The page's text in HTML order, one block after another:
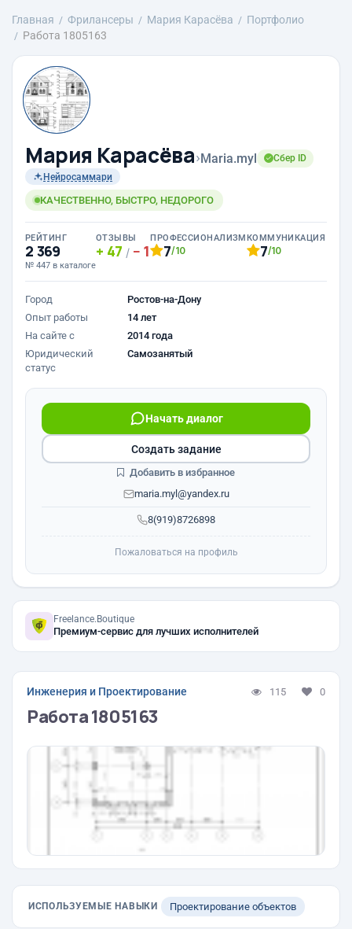
Главная Фрилансеры Мария Карасёва
Портфолио
Работа 1805163
Мария Карасёва›Maria.myl
Сбер ID
Нейросаммари
КАЧЕСТВЕННО, БЫСТРО, НЕДОРОГО
РЕЙТИНГ
2 369
№ 447 в каталоге
ОТЗЫВЫ
47 / 1
ПРОФЕССИОНАЛИЗМ
7/10
КОММУНИКАЦИЯ
7/10
Город
Ростов-на-Дону
Опыт работы
14 лет
На сайте с
2014 года
Юридический
статус
Самозанятый
8(919)8726898
Начать диалог
maria.myl@yandex.ru
Создать задание
Добавить в избранное
Пожаловаться на профиль
Freelance.Boutique
Премиум-сервис для лучших исполнителей
Инженерия и Проектирование 115 0
Работа 1805163
ИСПОЛЬЗУЕМЫЕ НАВЫКИ Проектирование объектов